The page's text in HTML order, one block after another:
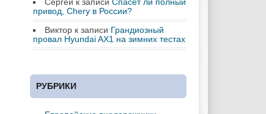
привод, Chery в России?
Виктор к записи Грандиозный
провал Hyundai AX1 на зимних тестах
РУБРИКИ